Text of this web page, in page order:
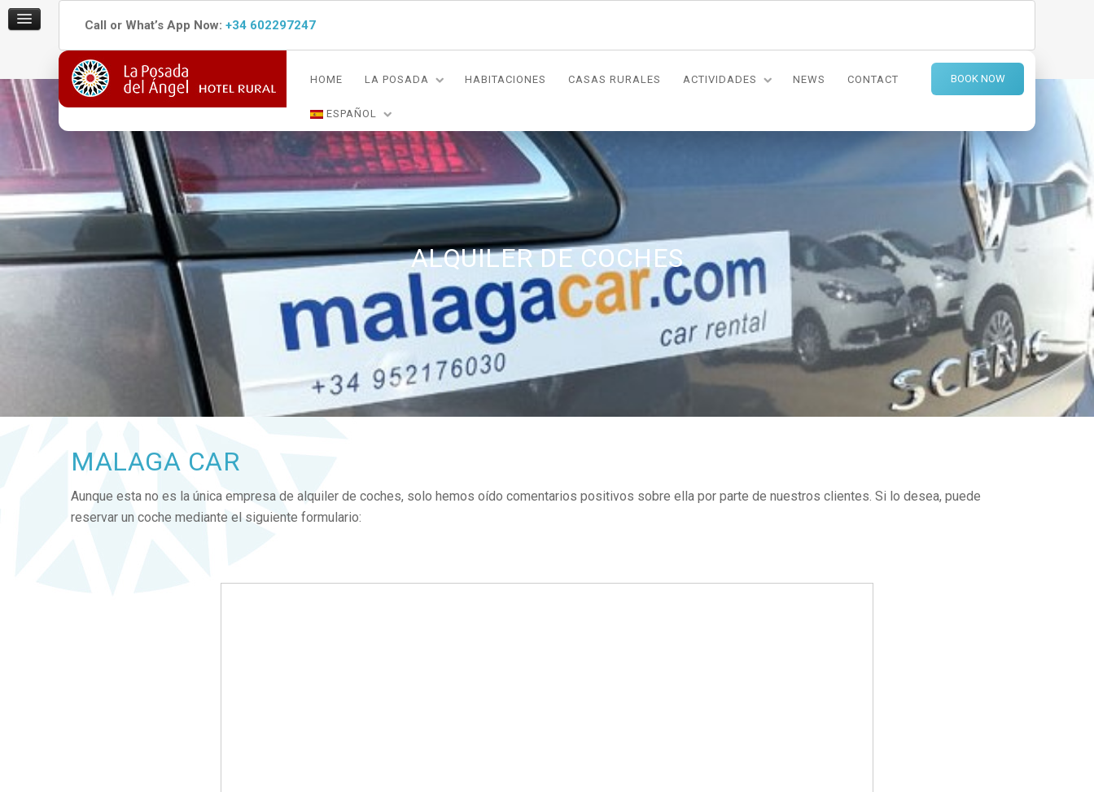
Call or What’s App Now: +34 602297247
HOME LA POSADA HABITACIONES CASAS RURALES ACTIVIDADES NEWS CONTACT
ESPAÑOL
BOOK NOW
ALQUILER DE COCHES
MALAGA CAR
Aunque esta no es la única empresa de alquiler de coches, solo hemos oído comentarios positivos sobre ella por parte de nuestros clientes. Si lo desea, puede
reservar un coche mediante el siguiente formulario: